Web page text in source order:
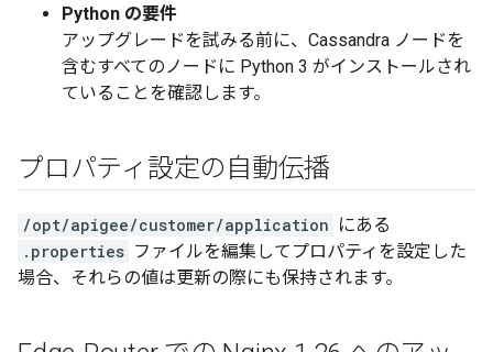
Python の要件
アップグレードを試みる前に、Cassandra ノードを
含むすべてのノードに Python 3 がインストールされ
ていることを確認します。
プロパティ設定の自動伝播
/opt/apigee/customer/application にある
.properties ファイルを編集してプロパティを設定した
場合、それらの値は更新の際にも保持されます。